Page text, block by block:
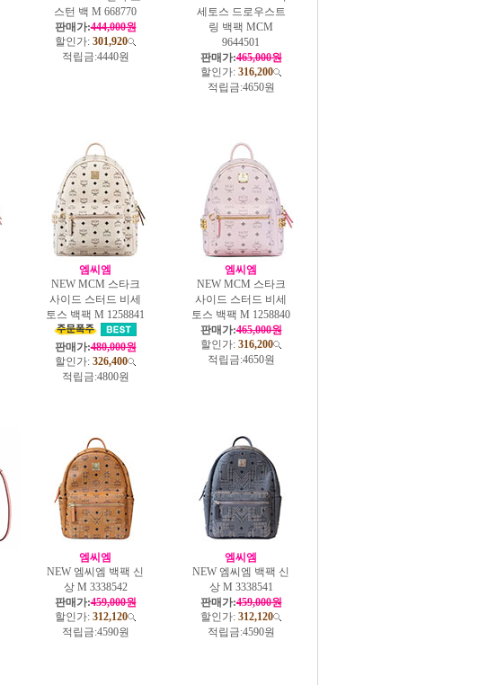
스턴 백 M 668770
판매가:444,000원
할인가: 301,920
적립금:4440원
세토스 드로우스트
링 백팩 MCM
9644501
판매가:465,000원
할인가: 316,200
적립금:4650원
엠씨엠
NEW MCM 스타크
사이드 스터드 비세
토스 백팩 M 1258841
판매가:480,000원
할인가: 326,400
적립금:4800원
엠씨엠
NEW MCM 스타크
사이드 스터드 비세
토스 백팩 M 1258840
판매가:465,000원
할인가: 316,200
적립금:4650원
엠씨엠
NEW 엠씨엠 백팩 신
상 M 3338542
판매가:459,000원
할인가: 312,120
적립금:4590원
엠씨엠
NEW 엠씨엠 백팩 신
상 M 3338541
판매가:459,000원
할인가: 312,120
적립금:4590원